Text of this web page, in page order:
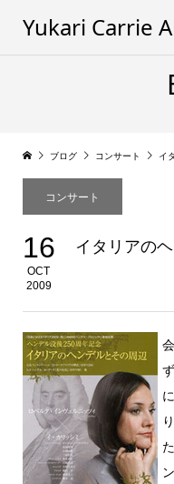
Yukari Carrie
ブログ コンサート イ
コンサート
16
OCT
2009
イタリアの